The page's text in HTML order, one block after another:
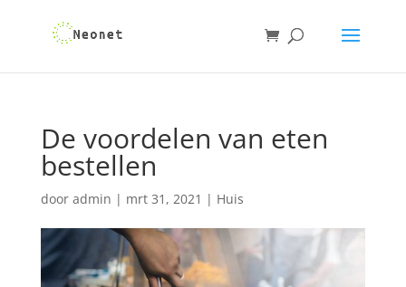
De voordelen van eten
bestellen
door admin | mrt 31, 2021 | Huis